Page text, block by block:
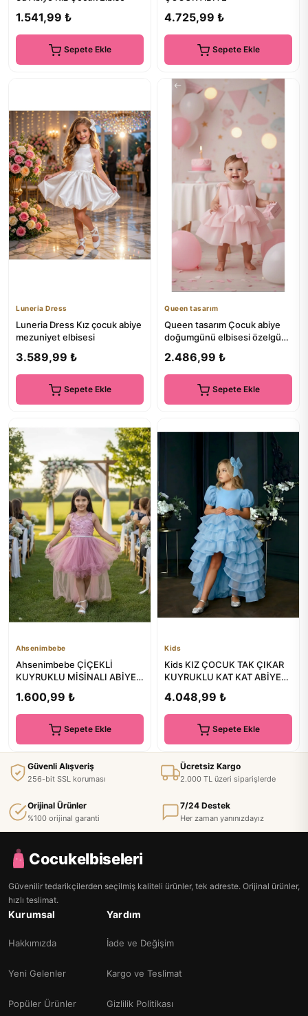
1.541,99 ₺
Sepete Ekle
4.725,99 ₺
Sepete Ekle
Luneria Dress
Luneria Dress Kız çocuk abiye
mezuniyet elbisesi
3.589,99 ₺
Sepete Ekle
Queen tasarım
Queen tasarım Çocuk abiye
doğumgünü elbisesi özelgün
2.486,99 ₺
Sepete Ekle
Ahsenimbebe
Ahsenimbebe ÇİÇEKLİ
KUYRUKLU MİSİNALI ABİYE
1.600,99 ₺
Sepete Ekle
Kids
Kids KIZ ÇOCUK TAK ÇIKAR
KUYRUKLU KAT KAT ABİYE
4.048,99 ₺
Sepete Ekle
Güvenli Alışveriş
256-bit SSL koruması
Ücretsiz Kargo
2.000 TL üzeri siparişlerde
Orijinal Ürünler
%100 orijinal garanti
7/24 Destek
Her zaman yanınızdayız
Cocukelbiseleri
Güvenilir tedarikçilerden seçilmiş kaliteli ürünler, tek adreste. Orijinal ürünler,
hızlı teslimat.
Kurumsal
Hakkımızda
Yeni Gelenler
Popüler Ürünler
Yardım
İade ve Değişim
Kargo ve Teslimat
Gizlilik Politikası